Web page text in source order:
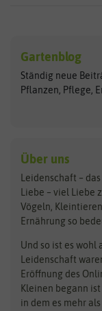
Exotische Samen
Gemüsesamen
Gründünger
Kräutersamen
Obstsamen
Pilzbrut
Rasensamen
Steckzwiebeln
Zimmer &
Kataloge
Schnäppchen
Anzucht &
Arche Noah
ASB Greenworld
Benary
Bingenheimer
BioBalu
Bionana
BIOWOL
Blumicorn
Bûten Birds
Gartenblog
Ständig neue
Pflanzen, Pflege,
Über uns
Leidenschaft –
Liebe – viel Liebe
Vögeln,
Ernährung so
Und so ist es wohl
Leidenschaft
Eröffnung des
Kleinen begann
in dem es mehr